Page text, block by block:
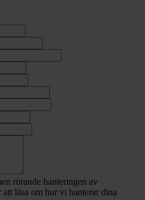
rörande hanteringen av
att läsa om hur vi hanterar dina